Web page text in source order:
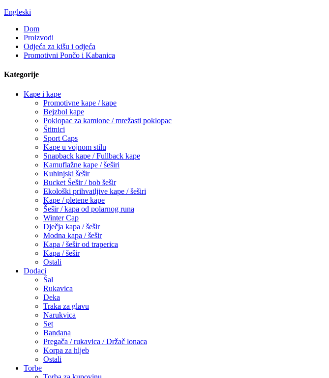
Engleski
Dom
Proizvodi
Odjeća za kišu i odjeća
Promotivni Pončo i Kabanica
Kategorije
Kape i kape
Promotivne kape / kape
Bejzbol kape
Poklopac za kamione / mrežasti poklopac
Štitnici
Sport Caps
Kape u vojnom stilu
Snapback kape / Fullback kape
Kamuflažne kape / šeširi
Kuhinjski šešir
Bucket Šešir / bob šešir
Ekološki prihvatljive kape / šeširi
Kape / pletene kape
Šešir / kapa od polarnog runa
Winter Cap
Dječja kapa / šešir
Modna kapa / šešir
Kapa / šešir od traperica
Kapa / šešir
Ostali
Dodaci
Šal
Rukavica
Deka
Traka za glavu
Narukvica
Set
Bandana
Pregača / rukavica / Držač lonaca
Korpa za hljeb
Ostali
Torbe